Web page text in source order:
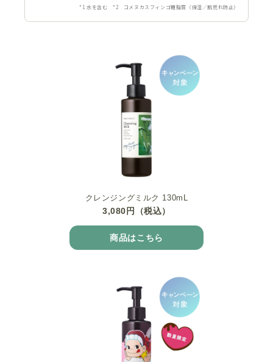
*1 水を含む *2 コメヌカスフィンゴ糖脂質（保湿／肌荒れ防止）
クレンジングミルク 130mL
3,080円（税込）
商品はこちら